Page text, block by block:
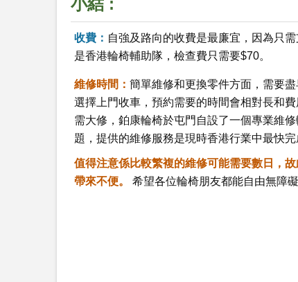
小結 :
收費： 自強及路向的收費是最廉宜，因為只
是香港輪椅輔助隊，檢查費只需要$70。
維修時間： 簡單維修和更換零件方面，需要
選擇上門收車，預約需要的時間會相對長和
需大修，鉑康輪椅於屯門自設了一個專業維
題，提供的維修服務是現時香港行業中最快完
值得注意係比較繁複的維修可能需要數日，
帶來不便。
希望各位輪椅朋友都能自由無障